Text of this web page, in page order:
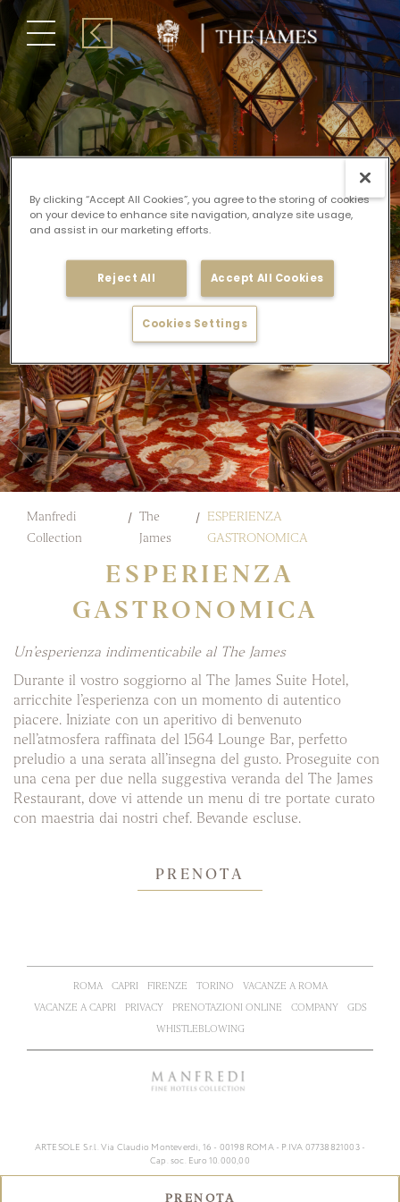
Skip
to
content
Manfredi
Collection
The
James
ESPERIENZA
GASTRONOMICA
ESPERIENZA
GASTRONOMICA
Un’esperienza indimenticabile al The James
Durante il vostro soggiorno al The James Suite Hotel,
arricchite l’esperienza con un momento di autentico
piacere. Iniziate con un aperitivo di benvenuto
nell’atmosfera raffinata del 1564 Lounge Bar, perfetto
preludio a una serata all’insegna del gusto. Proseguite con
una cena per due nella suggestiva veranda del The James
Restaurant, dove vi attende un menu di tre portate curato
con maestria dai nostri chef. Bevande escluse.
PRENOTA
PRENOTA
PRENOTA
ROMA CAPRI FIRENZE TORINO
VACANZE A ROMA
VACANZE A CAPRI
PRIVACY PRENOTAZIONI ONLINE COMPANY
GDS
WHISTLEBLOWING
ARTESOLE S.r.l. Via Claudio Monteverdi, 16 - 00198 ROMA - P.IVA 07738821003 -
Cap. soc. Euro 10.000,00
By clicking “Accept All Cookies”, you agree to the storing of cookies
on your device to enhance site navigation, analyze site usage,
and assist in our marketing efforts.
Reject All Accept All Cookies
Cookies Settings